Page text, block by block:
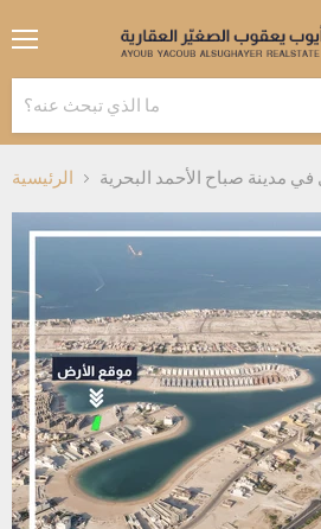
الرئيسية مدينة صباح الأحمد البحرية